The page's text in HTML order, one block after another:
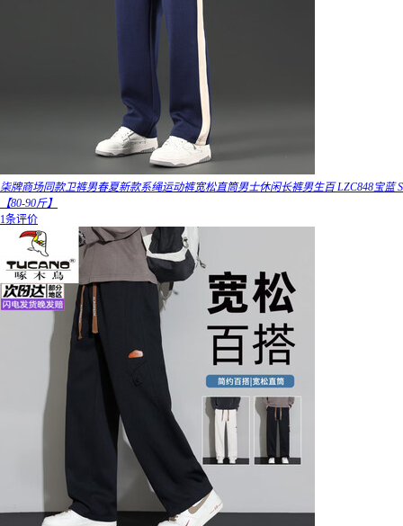
柒牌商场同款卫裤男春夏新款系绳运动裤宽松直筒男士休闲长裤男生百 LZC848宝蓝 S
【80-90斤】
1条评价